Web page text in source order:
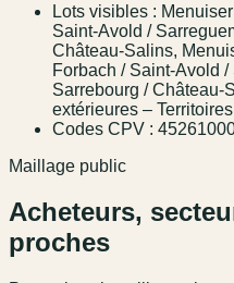
Lots visibles :
Saint-Avold /
Château-Salins,
Forbach / Saint-Avold
Sarrebourg / Château-
extérieures –
Codes CPV :
Maillage public
Acheteurs,
proches